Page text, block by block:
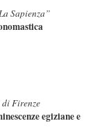
Sapienza”
Firenze
egiziane e